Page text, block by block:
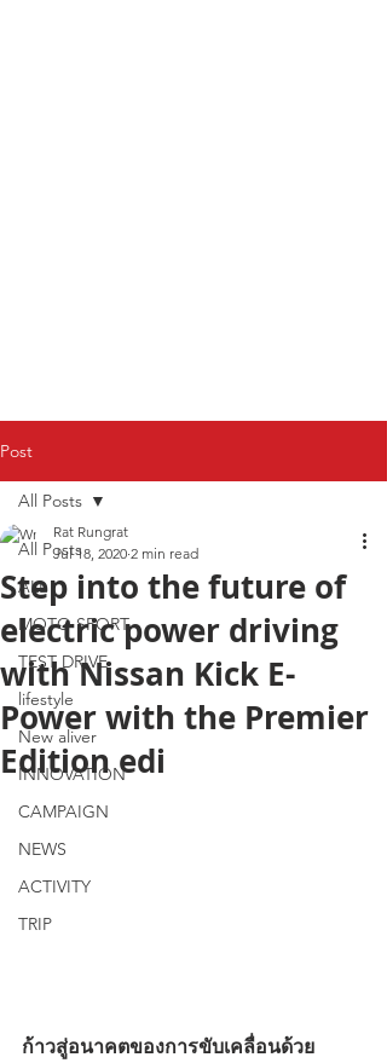
Post
All Posts
ALL
MOTO SPORT
TEST DRIVE
lifestyle
New aliver
INNOVATION
CAMPAIGN
NEWS
ACTIVITY
TRIP
All Posts
Step into the future of
electric power driving
with Nissan Kick E-
Power with the Premier
Edition edi
Rat Rungrat
Jul 18, 2020 2 min read
ก้าวสู่อนาคตของการขับเคลื่อนด้วย